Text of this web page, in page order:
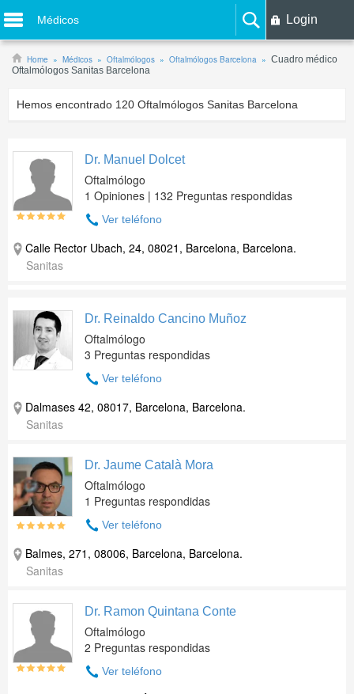
Médicos Login
Home Médicos Oftalmólogos Oftalmólogos Barcelona
Cuadro médico
Oftalmólogos Sanitas Barcelona
Hemos encontrado 120 Oftalmólogos Sanitas Barcelona
Dr. Manuel Dolcet
Oftalmólogo
1 Opiniones | 132 Preguntas respondidas
Ver teléfono
Calle Rector Ubach, 24, 08021, Barcelona, Barcelona.
Sanitas
Dr. Reinaldo Cancino Muñoz
Oftalmólogo
3 Preguntas respondidas
Ver teléfono
Dalmases 42, 08017, Barcelona, Barcelona.
Sanitas
Dr. Jaume Català Mora
Oftalmólogo
1 Preguntas respondidas
Ver teléfono
Balmes, 271, 08006, Barcelona, Barcelona.
Sanitas
Dr. Ramon Quintana Conte
Oftalmólogo
2 Preguntas respondidas
Ver teléfono